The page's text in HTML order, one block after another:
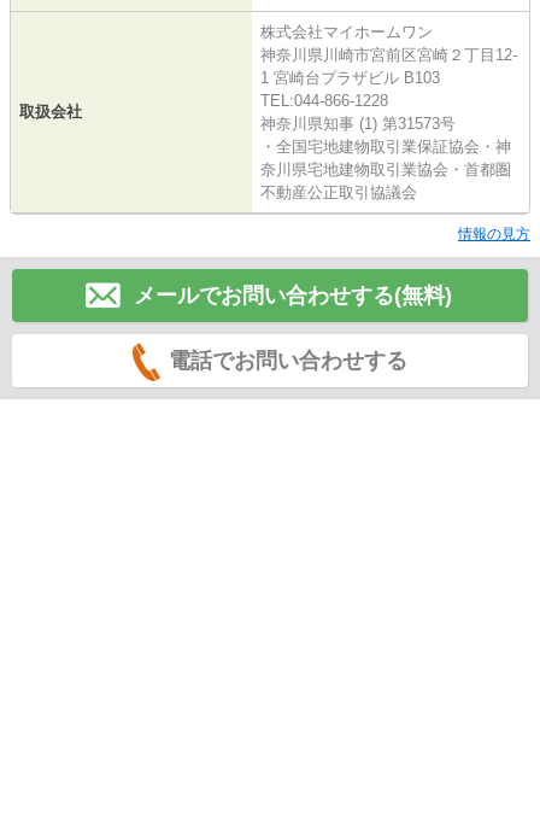
取扱会社
株式会社マイホームワン
神奈川県川崎市宮前区宮崎２丁目12-
1 宮崎台プラザビル B103
TEL:044-866-1228
神奈川県知事 (1) 第31573号
・全国宅地建物取引業保証協会・神
奈川県宅地建物取引業協会・首都圏
不動産公正取引協議会
情報の見方
メールでお問い合わせする(無料)
電話でお問い合わせする